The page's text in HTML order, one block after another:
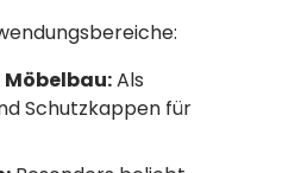
Als
Schutzkappen für